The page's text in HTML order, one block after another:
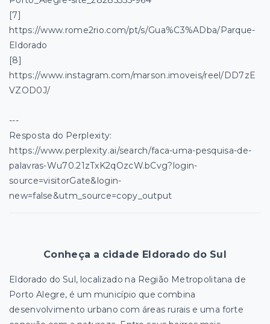
[7]
https://www.rome2rio.com/pt/s/Gua%C3%ADba/Parque-
Eldorado
[8]
https://www.instagram.com/marson.imoveis/reel/DD7zE
VZOD0J/
---
Resposta do Perplexity:
https://www.perplexity.ai/search/faca-uma-pesquisa-de-
palavras-Wu70.21zTxK2qOzcW.bCvg?login-
source=visitorGate&login-
new=false&utm_source=copy_output
Conheça a cidade Eldorado do Sul
Eldorado do Sul, localizado na Região Metropolitana de
Porto Alegre, é um município que combina
desenvolvimento urbano com áreas rurais e uma forte